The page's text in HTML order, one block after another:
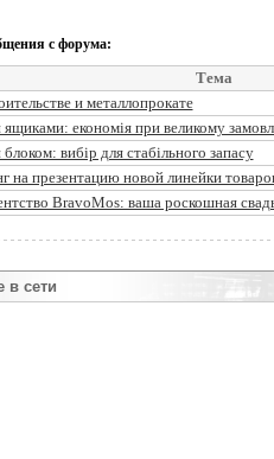
с форума:
Тема
и металлопрокате
ящиками: економія при великому
вибір для стабільного запасу
на презентацию новой линейки
BravoMos: ваша роскошная
в сети